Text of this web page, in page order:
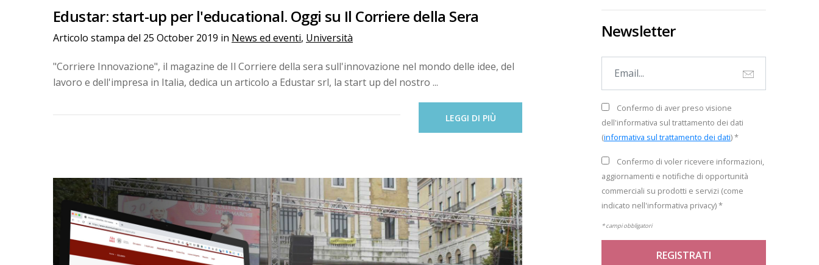
Edustar: start-up per l'educational. Oggi su Il Corriere della Sera
Articolo stampa del 25 October 2019 in News ed eventi, Università
"Corriere Innovazione", il magazine de Il Corriere della sera sull'innovazione nel mondo delle idee, del
lavoro e dell'impresa in Italia, dedica un articolo a Edustar srl, la start up del nostro ...
LEGGI DI PIÙ
Newsletter
Confermo di aver preso visione
dell'informativa sul trattamento dei dati
(informativa sul trattamento dei dati) *
Confermo di voler ricevere informazioni,
aggiornamenti e notifiche di opportunità
commerciali su prodotti e servizi (come
indicato nell'informativa privacy) *
* campi obbligatori
REGISTRATI